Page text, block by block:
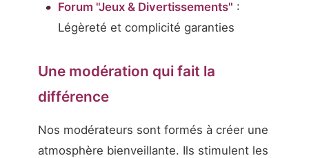
Forum "Jeux & Divertissements" :
Légèreté et complicité garanties
Une modération qui fait la
différence
Nos modérateurs sont formés à créer une
atmosphère bienveillante. Ils stimulent les